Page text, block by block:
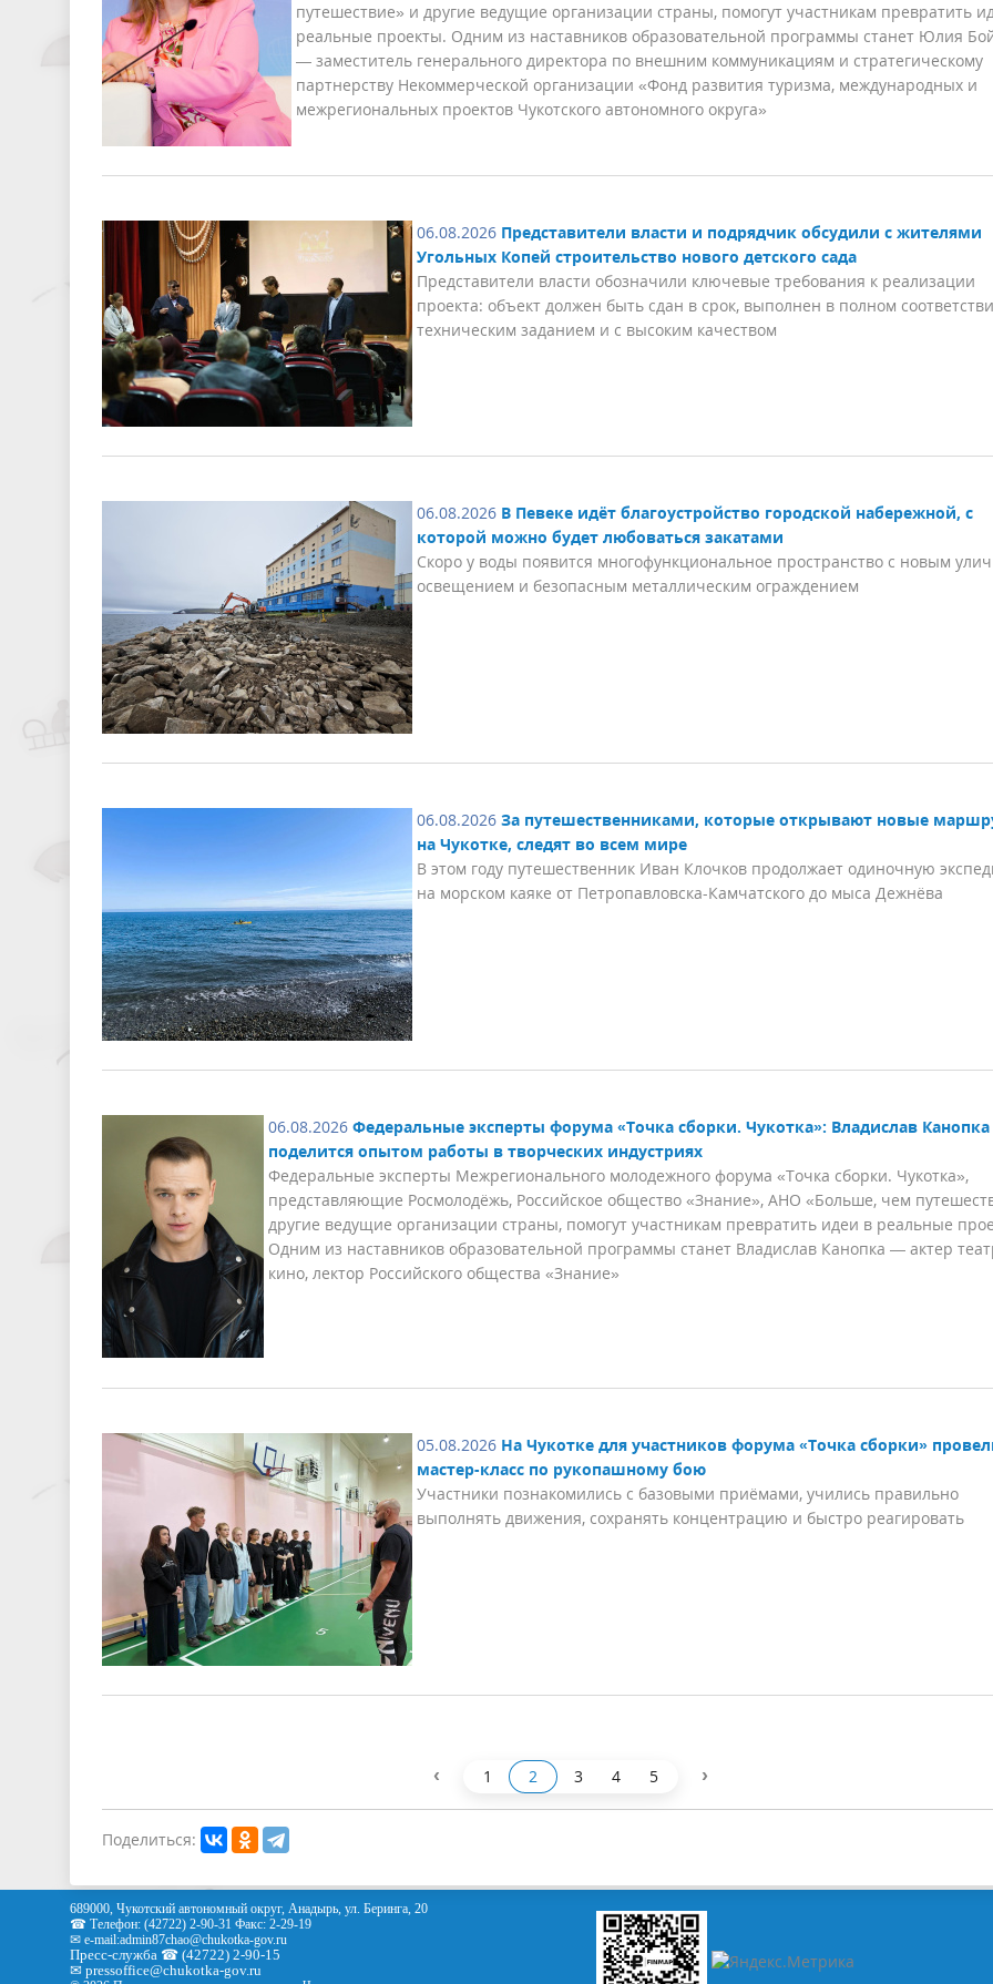
путешествие» и другие ведущие организации страны, помогут участникам превратить
реальные проекты. Одним из наставников образовательной программы станет Юлия
— заместитель генерального директора по внешним коммуникациям и стратегическому
партнерству Некоммерческой организации «Фонд развития туризма, международных и
межрегиональных проектов Чукотского автономного округа»
06.08.2026 Представители власти и подрядчик обсудили с жителями
Угольных Копей строительство нового детского сада
Представители власти обозначили ключевые требования к реализации
проекта: объект должен быть сдан в срок, выполнен в полном
техническим заданием и с высоким качеством
06.08.2026 В Певеке идёт благоустройство городской набережной, с
которой можно будет любоваться закатами
Скоро у воды появится многофункциональное пространство с новым
освещением и безопасным металлическим ограждением
06.08.2026 За путешественниками, которые открывают новые
на Чукотке, следят во всем мире
В этом году путешественник Иван Клочков продолжает одиночную
на морском каяке от Петропавловска-Камчатского до мыса Дежнёва
06.08.2026 Федеральные эксперты форума «Точка сборки. Чукотка»: Владислав Канопка
поделится опытом работы в творческих индустриях
Федеральные эксперты Межрегионального молодежного форума «Точка сборки. Чукотка»,
представляющие Росмолодёжь, Российское общество «Знание», АНО «Больше, чем
другие ведущие организации страны, помогут участникам превратить идеи в реальные
Одним из наставников образовательной программы станет Владислав Канопка — актер
кино, лектор Российского общества «Знание»
05.08.2026 На Чукотке для участников форума «Точка сборки»
мастер-класс по рукопашному бою
Участники познакомились с базовыми приёмами, учились правильно
выполнять движения, сохранять концентрацию и быстро реагировать
‹ 1 2 3 4 5 ›
Поделиться:
689000, Чукотский автономный округ, Анадырь, ул. Беринга, 20
☎ Телефон: (42722) 2-90-31 Факс: 2-29-19
✉ e-mail:admin87chao@chukotka-gov.ru
Пресс-служба ☎ (42722) 2-90-15
✉ pressoffice@chukotka-gov.ru